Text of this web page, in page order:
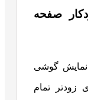
صفحه
گوشی
زودتر تمام